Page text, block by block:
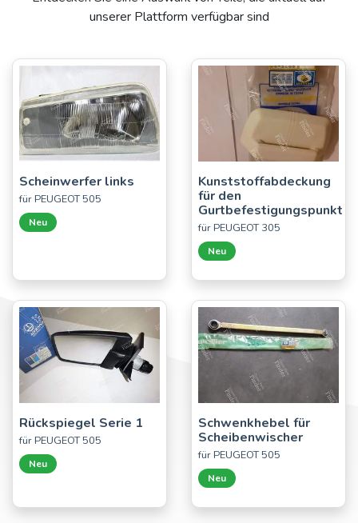
unserer Plattform verfügbar sind
Scheinwerfer links
für PEUGEOT 505
Neu
Kunststoffabdeckung
für den
Gurtbefestigungspunkt
für PEUGEOT 305
Neu
Rückspiegel Serie 1
für PEUGEOT 505
Neu
Schwenkhebel für
Scheibenwischer
für PEUGEOT 505
Neu